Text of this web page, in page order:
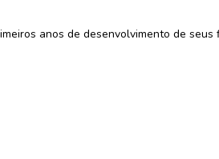
anos de desenvolvimento de seus